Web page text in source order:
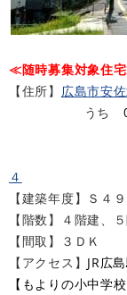
≪随時募集対象住
【住所】 広島市安
うち
17～
29～34棟
４
【建築年度】Ｓ４
【階数】４階建、
【間取】３ＤＫ
【アクセス】 JR広
【もよりの小中学